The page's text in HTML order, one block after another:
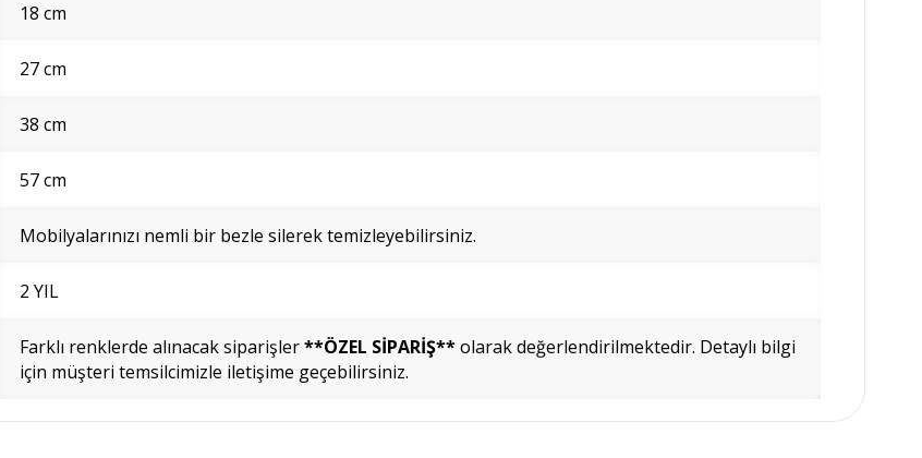
18 cm
27 cm
38 cm
57 cm
Mobilyalarınızı nemli bir bezle silerek temizleyebilirsiniz.
2 YIL
Farklı renklerde alınacak siparişler**ÖZEL SİPARİŞ**olarak değerlendirilmektedir. Detaylı bilgi
için müşteri temsilcimizle iletişime geçebilirsiniz.